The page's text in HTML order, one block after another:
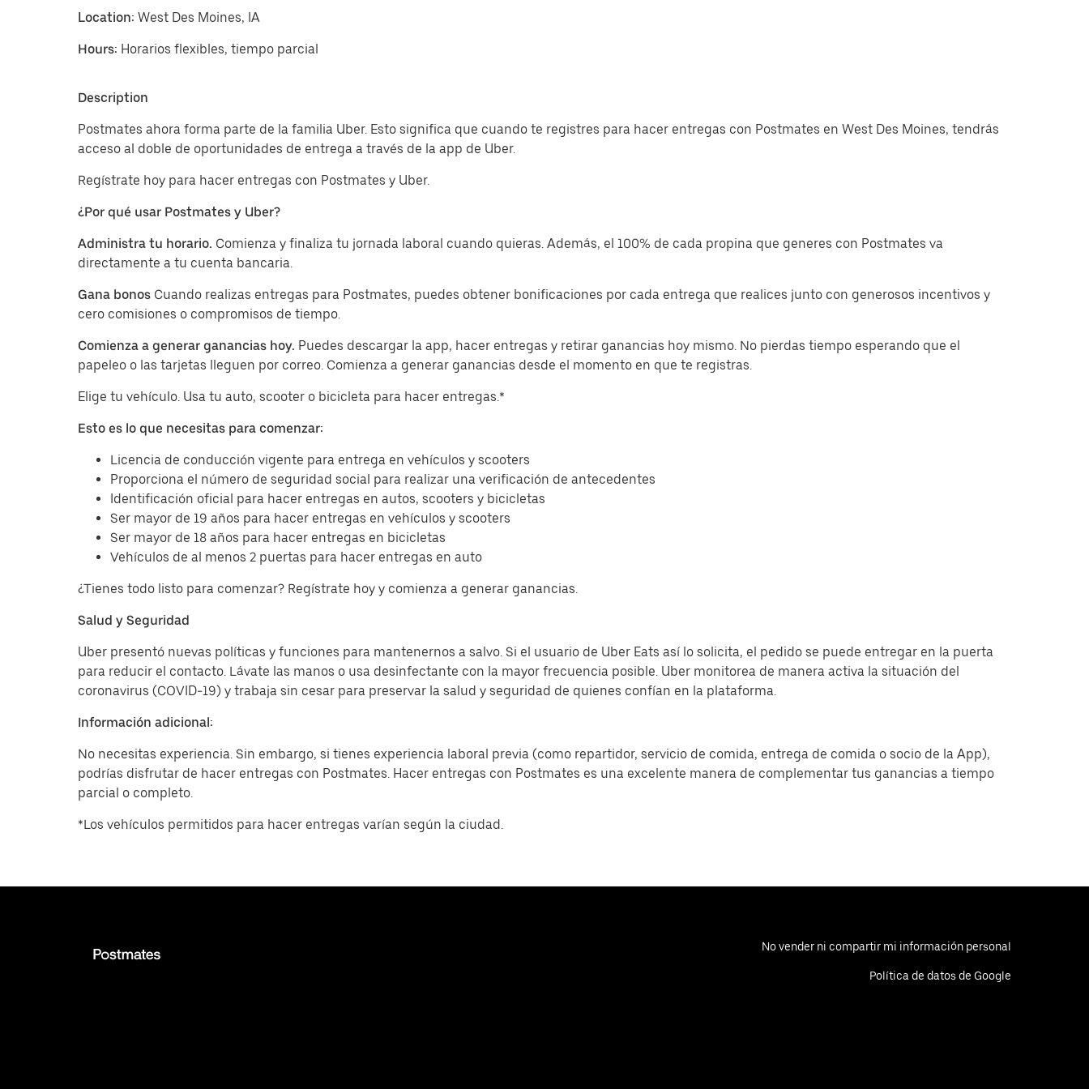
Location: West Des Moines, IA
Hours: Horarios flexibles, tiempo parcial
Description
Postmates ahora forma parte de la familia Uber. Esto significa que cuando te registres para hacer entregas con Postmates en West Des Moines, tendrás
acceso al doble de oportunidades de entrega a través de la app de Uber.
Regístrate hoy para hacer entregas con Postmates y Uber.
¿Por qué usar Postmates y Uber?
Administra tu horario. Comienza y finaliza tu jornada laboral cuando quieras. Además, el 100% de cada propina que generes con Postmates va
directamente a tu cuenta bancaria.
Gana bonos Cuando realizas entregas para Postmates, puedes obtener bonificaciones por cada entrega que realices junto con generosos incentivos y
cero comisiones o compromisos de tiempo.
Comienza a generar ganancias hoy. Puedes descargar la app, hacer entregas y retirar ganancias hoy mismo. No pierdas tiempo esperando que el
papeleo o las tarjetas lleguen por correo. Comienza a generar ganancias desde el momento en que te registras.
Elige tu vehículo. Usa tu auto, scooter o bicicleta para hacer entregas.*
Esto es lo que necesitas para comenzar:
Licencia de conducción vigente para entrega en vehículos y scooters
Proporciona el número de seguridad social para realizar una verificación de antecedentes
Identificación oficial para hacer entregas en autos, scooters y bicicletas
Ser mayor de 19 años para hacer entregas en vehículos y scooters
Ser mayor de 18 años para hacer entregas en bicicletas
Vehículos de al menos 2 puertas para hacer entregas en auto
¿Tienes todo listo para comenzar? Regístrate hoy y comienza a generar ganancias.
Salud y Seguridad
Uber presentó nuevas políticas y funciones para mantenernos a salvo. Si el usuario de Uber Eats así lo solicita, el pedido se puede entregar en la puerta
para reducir el contacto. Lávate las manos o usa desinfectante con la mayor frecuencia posible. Uber monitorea de manera activa la situación del
coronavirus (COVID-19) y trabaja sin cesar para preservar la salud y seguridad de quienes confían en la plataforma.
Información adicional:
No necesitas experiencia. Sin embargo, si tienes experiencia laboral previa (como repartidor, servicio de comida, entrega de comida o socio de la App),
podrías disfrutar de hacer entregas con Postmates. Hacer entregas con Postmates es una excelente manera de complementar tus ganancias a tiempo
parcial o completo.
*Los vehículos permitidos para hacer entregas varían según la ciudad.
No vender ni compartir mi información personal
Política de datos de Google